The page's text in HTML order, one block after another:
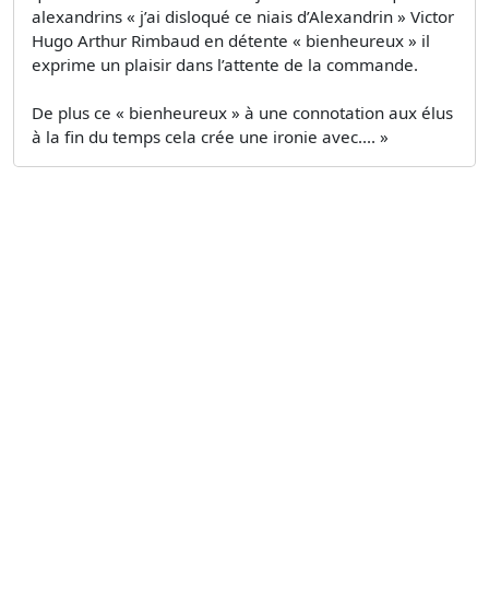
alexandrins « j’ai disloqué ce niais d’Alexandrin » Victor
Hugo Arthur Rimbaud en détente « bienheureux » il
exprime un plaisir dans l’attente de la commande.
De plus ce « bienheureux » à une connotation aux élus
à la fin du temps cela crée une ironie avec.... »